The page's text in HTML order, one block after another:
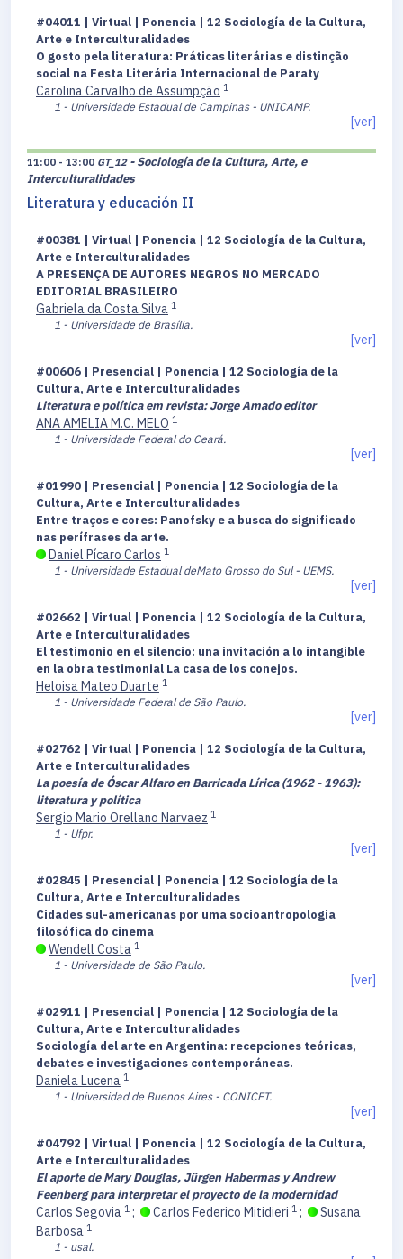
#04011 | Virtual | Ponencia | 12 Sociología de la Cultura,
Arte e Interculturalidades
O gosto pela literatura: Práticas literárias e distinção
social na Festa Literária Internacional de Paraty
Carolina Carvalho de Assumpção 1
1 - Universidade Estadual de Campinas - UNICAMP.
[ver]
11:00 - 13:00 GT_12 - Sociología de la Cultura, Arte, e
Interculturalidades
Literatura y educación II
#00381 | Virtual | Ponencia | 12 Sociología de la Cultura,
Arte e Interculturalidades
A PRESENÇA DE AUTORES NEGROS NO MERCADO
EDITORIAL BRASILEIRO
Gabriela da Costa Silva 1
1 - Universidade de Brasília.
[ver]
#00606 | Presencial | Ponencia | 12 Sociología de la
Cultura, Arte e Interculturalidades
Literatura e política em revista: Jorge Amado editor
ANA AMELIA M.C. MELO 1
1 - Universidade Federal do Ceará.
[ver]
#01990 | Presencial | Ponencia | 12 Sociología de la
Cultura, Arte e Interculturalidades
Entre traços e cores: Panofsky e a busca do significado
nas perífrases da arte.
Daniel Pícaro Carlos 1
1 - Universidade Estadual deMato Grosso do Sul - UEMS.
[ver]
#02662 | Virtual | Ponencia | 12 Sociología de la Cultura,
Arte e Interculturalidades
El testimonio en el silencio: una invitación a lo intangible
en la obra testimonial La casa de los conejos.
Heloisa Mateo Duarte 1
1 - Universidade Federal de São Paulo.
[ver]
#02762 | Virtual | Ponencia | 12 Sociología de la Cultura,
Arte e Interculturalidades
La poesía de Óscar Alfaro en Barricada Lírica (1962 - 1963):
literatura y política
Sergio Mario Orellano Narvaez 1
1 - Ufpr.
[ver]
#02845 | Presencial | Ponencia | 12 Sociología de la
Cultura, Arte e Interculturalidades
Cidades sul-americanas por uma socioantropologia
filosófica do cinema
Wendell Costa 1
1 - Universidade de São Paulo.
[ver]
#02911 | Presencial | Ponencia | 12 Sociología de la
Cultura, Arte e Interculturalidades
Sociología del arte en Argentina: recepciones teóricas,
debates e investigaciones contemporáneas.
Daniela Lucena 1
1 - Universidad de Buenos Aires - CONICET.
[ver]
#04792 | Virtual | Ponencia | 12 Sociología de la Cultura,
Arte e Interculturalidades
El aporte de Mary Douglas, Jürgen Habermas y Andrew
Feenberg para interpretar el proyecto de la modernidad
Carlos Segovia 1 ; Carlos Federico Mitidieri 1 ;
Susana
Barbosa 1
1 - usal.